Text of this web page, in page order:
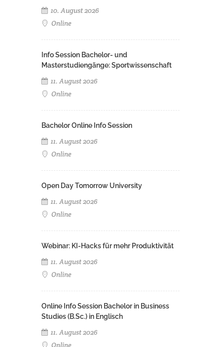
10. August 2026
Online
Info Session Bachelor- und
Masterstudiengänge: Sportwissenschaft
11. August 2026
Online
Bachelor Online Info Session
11. August 2026
Online
Open Day Tomorrow University
11. August 2026
Online
Webinar: KI-Hacks für mehr Produktivität
11. August 2026
Online
Online Info Session Bachelor in Business
Studies (B.Sc.) in Englisch
11. August 2026
Online